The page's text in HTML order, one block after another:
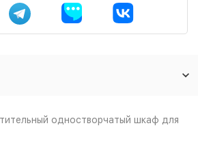
одностворчатый шкаф для